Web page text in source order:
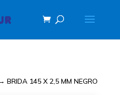
BRIDA 145 X 2,5 MM NEGRO